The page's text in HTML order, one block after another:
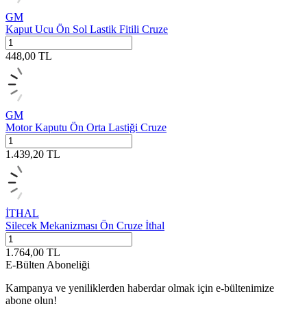
GM
Kaput Ucu Ön Sol Lastik Fitili Cruze
448,00 TL
GM
Motor Kaputu Ön Orta Lastiği Cruze
1.439,20 TL
İTHAL
Silecek Mekanizması Ön Cruze İthal
1.764,00 TL
E-Bülten Aboneliği
Kampanya ve yeniliklerden haberdar olmak için e-bültenimize
abone olun!